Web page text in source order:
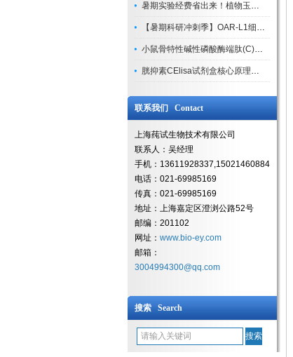
暑期实验经费省出来！植物玉米索核苷（ZR ）elisa酶联免疫试剂盒
【暑期科研冲刺季】OAR-L1细胞专用培养基特惠，助力实验高效突破
小鼠骨特性碱性磷酸酶端肽(C)elisa试剂盒大促，骨科研人速囤
胱抑素CElisa试剂盒核心原理、产品特性与全流程操作规范详解
联系我们 Contact
上海莼试生物技术有限公司
联系人：吴经理
手机：13611928337,15021460884
电话：021-69985169
传真：021-69985169
地址：上海嘉定区澄浏公路52号
邮编：201102
网址： www.bio-ey.com
邮箱：
3004994300@qq.com
搜索 Search